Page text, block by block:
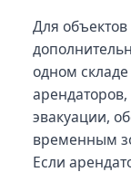
Для
одном складе
арендаторов,
эвакуации,
временным
Если